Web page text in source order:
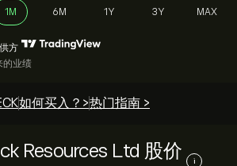
1M 6M 1Y 3Y MAX
方
的业绩
如何买入？>热门指南 >
Resources Ltd 股价
i